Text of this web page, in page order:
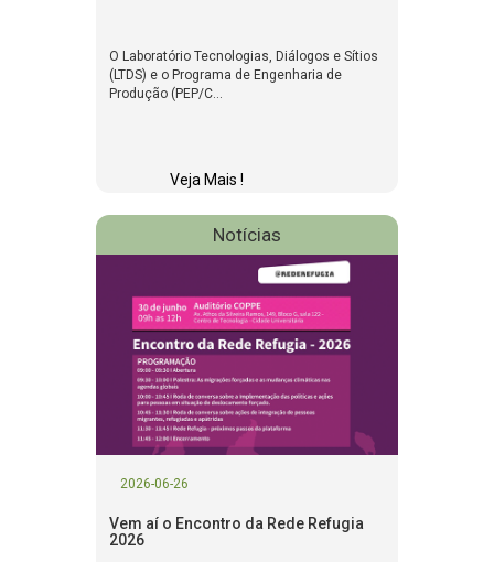
O Laboratório Tecnologias, Diálogos e Sítios
(LTDS) e o Programa de Engenharia de
Produção (PEP/C...
Veja Mais !
Notícias
2026-06-26
Vem aí o Encontro da Rede Refugia
2026